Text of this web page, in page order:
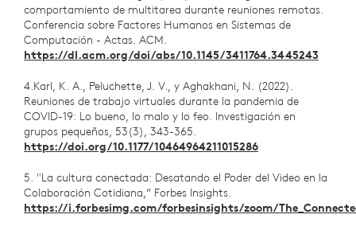
comportamiento de multitarea durante reuniones remotas.
Conferencia sobre Factores Humanos en Sistemas de
Computación - Actas. ACM.
https://dl.acm.org/doi/abs/10.1145/3411764.3445243
4.Karl, K. A., Peluchette, J. V., y Aghakhani, N. (2022).
Reuniones de trabajo virtuales durante la pandemia de
COVID-19: Lo bueno, lo malo y lo feo. Investigación en
grupos pequeños, 53(3), 343-365.
https://doi.org/10.1177/10464964211015286
5. "La cultura conectada: Desatando el Poder del Video en la
Colaboración Cotidiana,” Forbes Insights.
https://i.forbesimg.com/forbesinsights/zoom/